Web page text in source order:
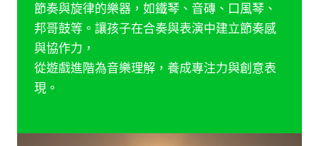
節奏與旋律的樂器，如鐵琴、音磚、口風琴、
邦哥鼓等。讓孩子在合奏與表演中建立節奏感
與協作力，
從遊戲進階為音樂理解，養成專注力與創意表
現。